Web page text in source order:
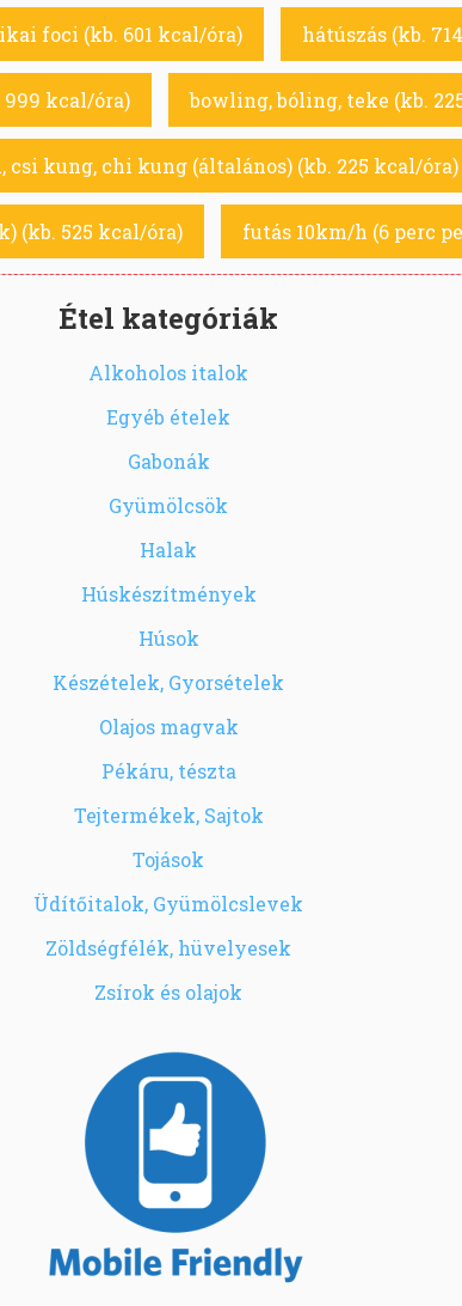
foci (kb. 601 kcal/óra) hátúszás (kb.
kcal/óra) bowling, bóling, teke (kb.
csi kung, chi kung (általános) (kb. 225 kcal/óra)
(kb. 525 kcal/óra) futás 10km/h (6 perc
Étel kategóriák
Alkoholos italok
Egyéb ételek
Gabonák
Gyümölcsök
Halak
Húskészítmények
Húsok
Készételek, Gyorsételek
Olajos magvak
Pékáru, tészta
Tejtermékek, Sajtok
Tojások
Üdítőitalok, Gyümölcslevek
Zöldségfélék, hüvelyesek
Zsírok és olajok